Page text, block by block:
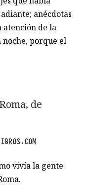
anécdotas
atención de la
porque el
de
vivía la gente